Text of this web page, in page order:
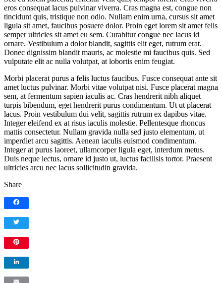
eros consequat lacus pulvinar viverra. Cras magna est, congue non
tincidunt quis, tristique non odio. Nullam enim urna, cursus sit amet
ligula sit amet, faucibus posuere dolor. Proin eget lorem sit amet felis
semper ultricies sit amet eu sem. Curabitur congue nec lacus id
ornare. Vestibulum a dolor blandit, sagittis elit eget, rutrum erat.
Donec dignissim blandit mauris, ac molestie mi faucibus quis. Sed
vulputate elit ac nulla volutpat, at lobortis enim feugiat.
Morbi placerat purus a felis luctus faucibus. Fusce consequat ante sit
amet luctus pulvinar. Morbi vitae volutpat nisi. Fusce placerat magna
sem, at fermentum sapien iaculis ac. Cras hendrerit nibh aliquet
turpis bibendum, eget hendrerit purus condimentum. Ut ut placerat
lacus. Proin vestibulum dui velit, sagittis rutrum ex dapibus vitae.
Integer eleifend ex at risus iaculis molestie. Pellentesque rhoncus
mattis consectetur. Nullam gravida nulla sed justo elementum, ut
imperdiet arcu sagittis. Aenean iaculis euismod condimentum.
Integer at purus laoreet, ullamcorper ligula eget, interdum metus.
Duis neque lectus, ornare id justo ut, luctus facilisis tortor. Praesent
ultricies arcu nec lacus sollicitudin gravida.
Share
Facebook
Twitter
Pinterest
LinkedIn